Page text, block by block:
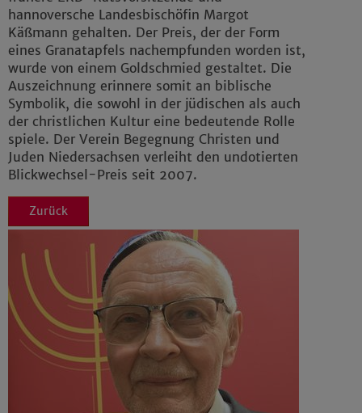
hannoversche Landesbischöfin Margot
Käßmann gehalten. Der Preis, der der Form
eines Granatapfels nachempfunden worden ist,
wurde von einem Goldschmied gestaltet. Die
Auszeichnung erinnere somit an biblische
Symbolik, die sowohl in der jüdischen als auch
der christlichen Kultur eine bedeutende Rolle
spiele. Der Verein Begegnung Christen und
Juden Niedersachsen verleiht den undotierten
Blickwechsel-Preis seit 2007.
Zurück
Impressum|Datenschutz